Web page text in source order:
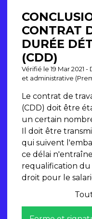
CONTRAT
DURÉE
(CDD)
Vérifié le 19 Mar 2021
et administrative
Le contrat de
(CDD) doit être
un certain
Il doit être
qui suivent
ce délai
requalification du
droit pour le